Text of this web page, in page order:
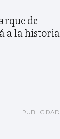
de
a la historia